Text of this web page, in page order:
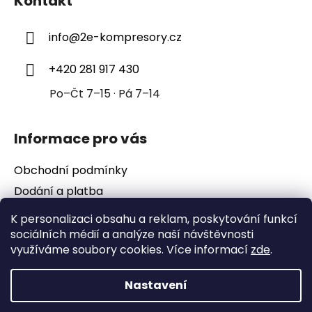
K personalizaci obsahu a reklam, poskytování funkcí
sociálních médií a analýze naší návštěvnosti
využíváme soubory cookies. Více informací zde.
Nastavení
info@2e-kompresory.cz
+420 281 917 430
Po–Čt 7–15 · Pá 7–14
Informace pro vás
Obchodní podmínky
Dodání a platba
Podmínky ochrany osobních údajů
Vytvořil Shoptet
Copyright 20262e-kompresory. Všechna práva